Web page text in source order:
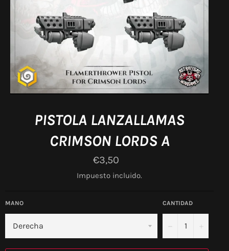
PISTOLA LANZALLAMAS
CRIMSON LORDS A
Precio
habitual
€3,50
Impuesto incluido.
MANO CANTIDAD